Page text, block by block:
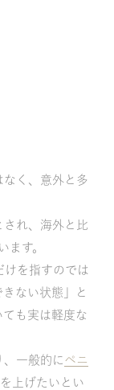
く、意外と多
され、海外と比
ます。
けを指すのでは
ない状態」と
も実は軽度な
、一般的に ペニ
上げたいとい